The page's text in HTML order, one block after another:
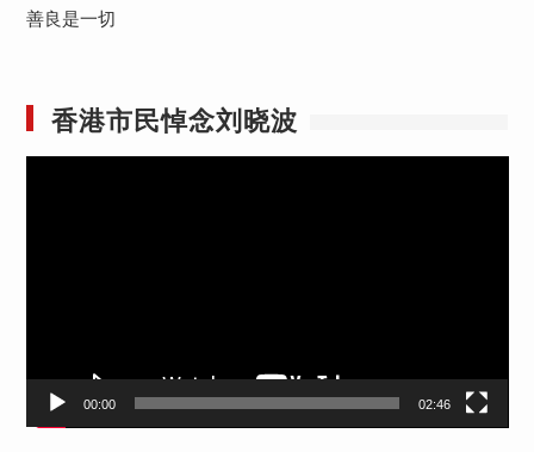
善良是一切
香港市民悼念刘晓波
00:00 02:46